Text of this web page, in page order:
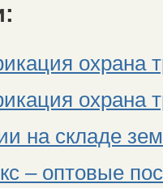
охрана
охрана
на складе
– оптовые